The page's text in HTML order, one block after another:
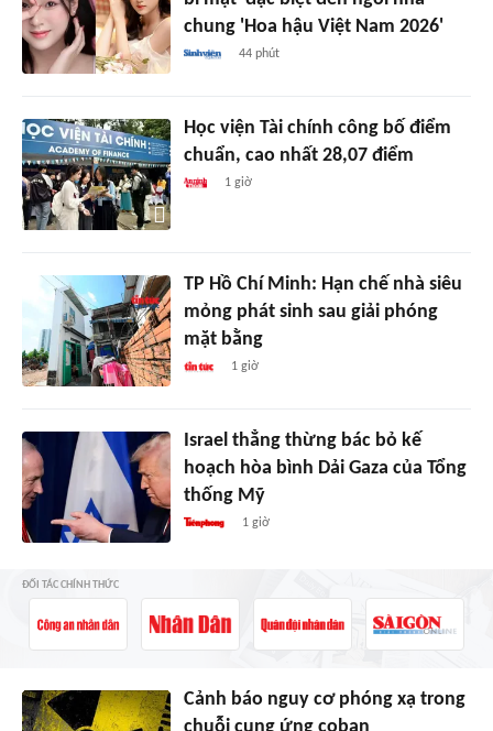
chung 'Hoa hậu Việt Nam 2026'
44 phút
Học viện Tài chính công bố điểm
chuẩn, cao nhất 28,07 điểm
1 giờ
TP Hồ Chí Minh: Hạn chế nhà siêu
mỏng phát sinh sau giải phóng
mặt bằng
1 giờ
Israel thẳng thừng bác bỏ kế
hoạch hòa bình Dải Gaza của Tổng
thống Mỹ
1 giờ
ĐỐI TÁC CHÍNH THỨC
Cảnh báo nguy cơ phóng xạ trong